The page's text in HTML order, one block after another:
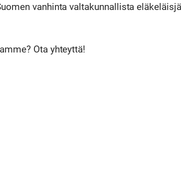
vanhinta valtakunnallista
Ota yhteyttä!